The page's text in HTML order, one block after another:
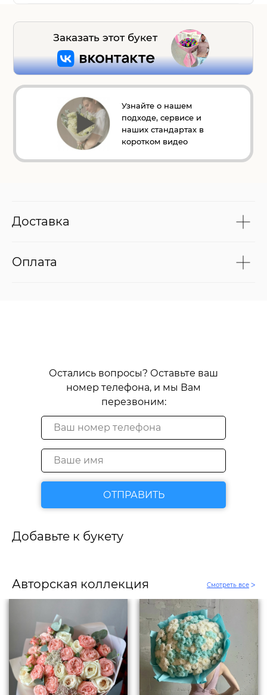
Узнайте о нашем
подходе, сервисе и
наших стандартах в
коротком видео
Заказать этот букет
Доставка
Оплата
ОТПРАВИТЬ
Остались вопросы? Оставьте ваш
номер телефона, и мы Вам
перезвоним:
Добавьте к букету
Авторская коллекция Смотреть все ᐳ